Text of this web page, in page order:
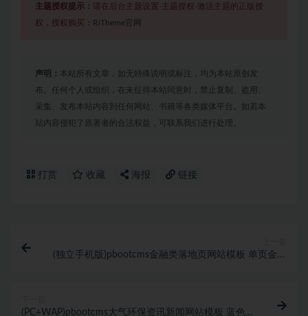
主题授权提示：
请在后台主题设置-主题授权-激活主题的正版授
权，授权购买：
RiTheme官网
声明： 本站所有文章，如无特殊说明或标注，均为本站原创发
布。任何个人或组织，在未征得本站同意时，禁止复制、盗用、
采集、发布本站内容到任何网站、书籍等各类媒体平台。如若本
站内容侵犯了原著者的合法权益，可联系我们进行处理。
打赏 收藏 海报 链接
(独立手机版)pbootcms金融类落地页网站模板 单页金融
(PC+WAP)pbootcms大气环保资讯新闻网站模板 蓝色协